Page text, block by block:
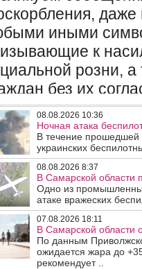
08.08.2026 10:36
Ночная атака
В течение
украинских
08.08.2026 8:37
В Самарской области
Одно из
атаке вражеских
07.08.2026 18:11
В Самарской области
По данным
ожидается жара до
рекомендует ..